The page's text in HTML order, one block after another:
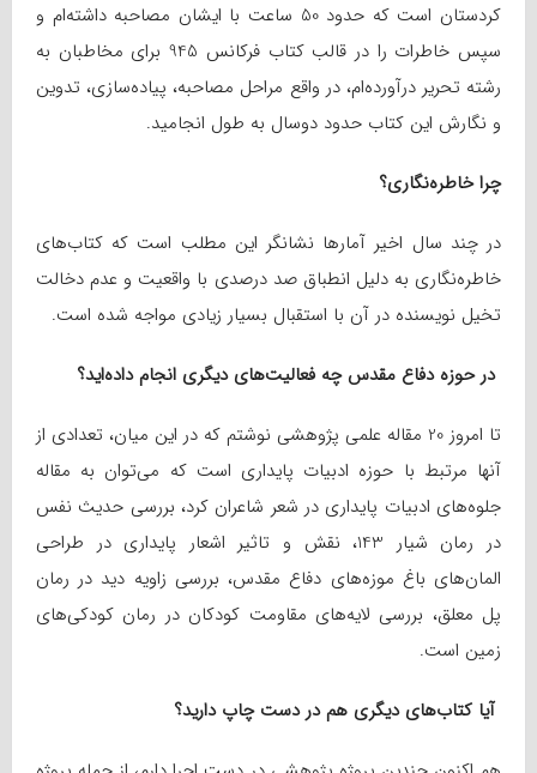
کردستان است که حدود 50 ساعت با ایشان مصاحبه داشته‌ام و
سپس خاطرات را در قالب کتاب فرکانس 945 برای مخاطبان به
رشته تحریر درآورده‌ام، در واقع مراحل مصاحبه، پیاده‌سازی، تدوین
و نگارش این کتاب حدود دوسال به طول انجامید.
چرا خاطره‌نگاری؟
در چند سال اخیر آمارها نشانگر این مطلب است که کتاب‌های
خاطره‌نگاری به دلیل انطباق صد درصدی با واقعیت و عدم دخالت
تخیل نویسنده در آن با استقبال بسیار زیادی مواجه شده است.
در حوزه دفاع مقدس چه فعالیت‌های دیگری انجام داده‌اید؟
تا امروز 20 مقاله علمی پژوهشی نوشتم که در این میان، تعدادی از
آنها مرتبط با حوزه ادبیات پایداری است که می‌توان به مقاله
جلوه‌های ادبیات پایداری در شعر شاعران کرد، بررسی حدیث نفس
در رمان شیار 143، نقش و تاثیر اشعار پایداری در طراحی
المان‌های باغ موزه‌های دفاع مقدس، بررسی زاویه دید در رمان
پل معلق، بررسی لایه‌های مقاومت کودکان در رمان کودکی‌های
زمین است.
آیا کتاب‌های دیگری هم در دست چاپ دارید؟